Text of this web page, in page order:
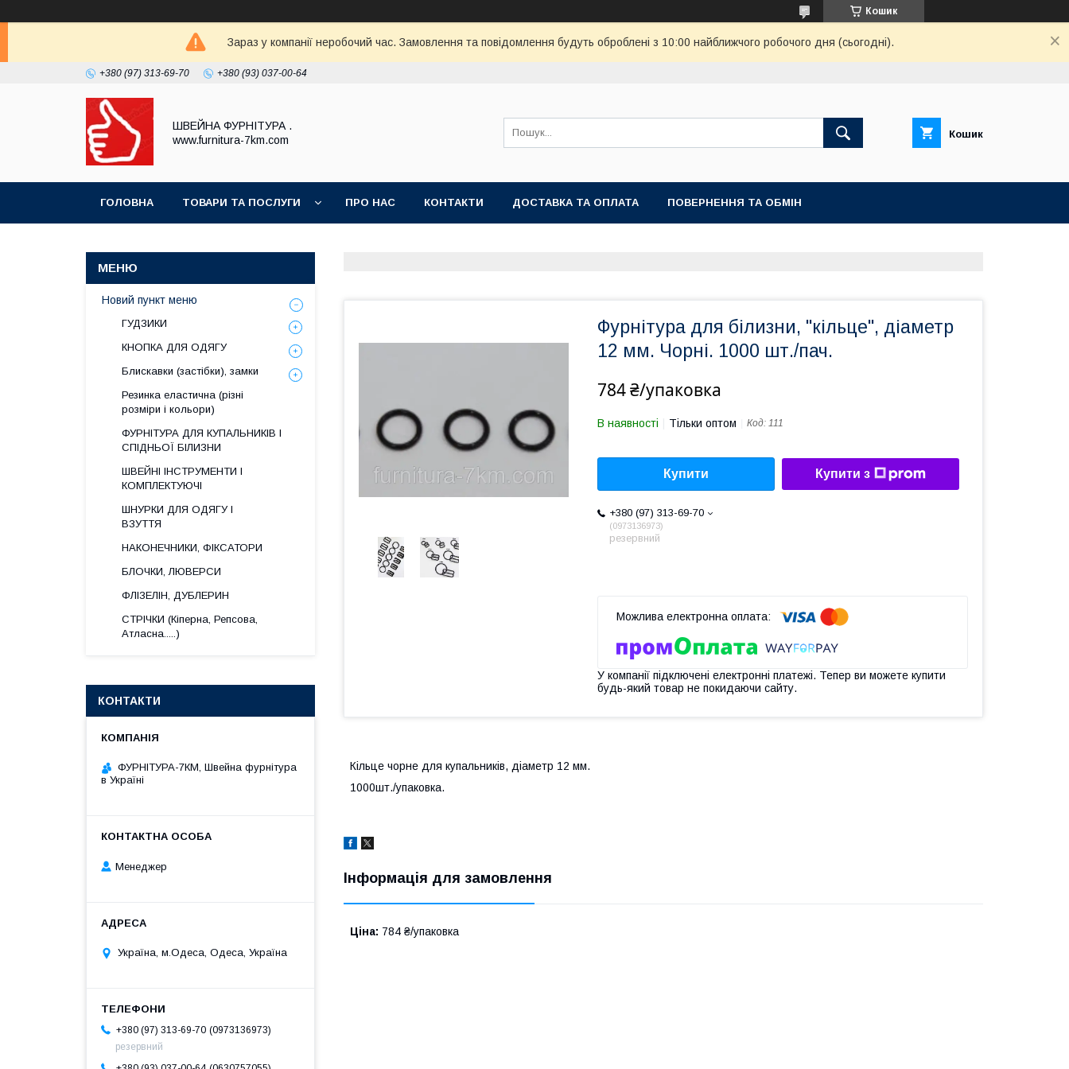
Кошик
Зараз у компанії неробочий час. Замовлення та повідомлення будуть оброблені з 10:00 найближчого робочого дня (сьогодні).
+380 (97) 313-69-70 +380 (93) 037-00-64
ШВЕЙНА ФУРНІТУРА .
www.furnitura-7km.com
Кошик
ГОЛОВНА ТОВАРИ ТА ПОСЛУГИ ПРО НАС КОНТАКТИ ДОСТАВКА ТА ОПЛАТА ПОВЕРНЕННЯ ТА ОБМІН
Фурнітура для білизни, "кільце", діаметр
12 мм. Чорні. 1000 шт./пач.
784 ₴/упаковка
В наявності Тільки оптом Код: 111
Купити Купити з
+380 (97) 313-69-70
0973136973
резервний
У компанії підключені електронні платежі. Тепер ви можете купити
будь-який товар не покидаючи сайту.
Кільце чорне для купальників, діаметр 12 мм.
1000шт./упаковка.
Інформація для замовлення
Ціна: 784 ₴/упаковка
Новий пункт меню
ГУДЗИКИ
КНОПКА ДЛЯ ОДЯГУ
Блискавки (застібки), замки
Резинка еластична (різні
розміри і кольори)
ФУРНІТУРА ДЛЯ КУПАЛЬНИКІВ І
СПІДНЬОЇ БІЛИЗНИ
ШВЕЙНІ ІНСТРУМЕНТИ І
КОМПЛЕКТУЮЧІ
ШНУРКИ ДЛЯ ОДЯГУ І
ВЗУТТЯ
НАКОНЕЧНИКИ, ФІКСАТОРИ
БЛОЧКИ, ЛЮВЕРСИ
ФЛІЗЕЛІН, ДУБЛЕРИН
СТРІЧКИ (Кіперна, Репсова,
Атласна.....)
КОНТАКТИ
ФУРНІТУРА-7КМ, Швейна фурнітура
в Україні
Менеджер
Україна, м.Одеса, Одеса, Україна
+380 (97) 313-69-70 0973136973
резервний